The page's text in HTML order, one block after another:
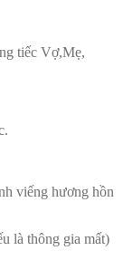
tiếc Vợ,Mẹ,
viếng hương hồn
là thông gia mất)